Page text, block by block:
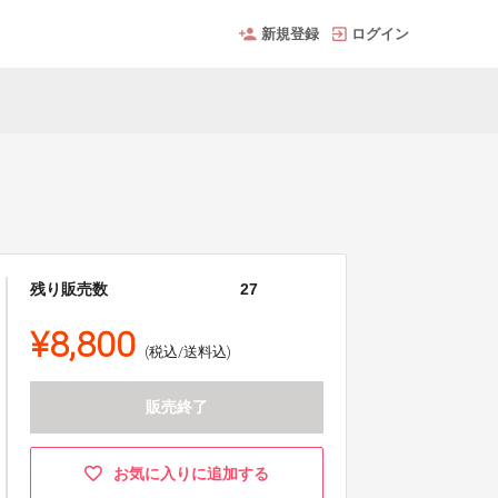
新規登録 ログイン
残り販売数 27
¥8,800 (税込/送料込)
販売終了
お気に入りに追加する